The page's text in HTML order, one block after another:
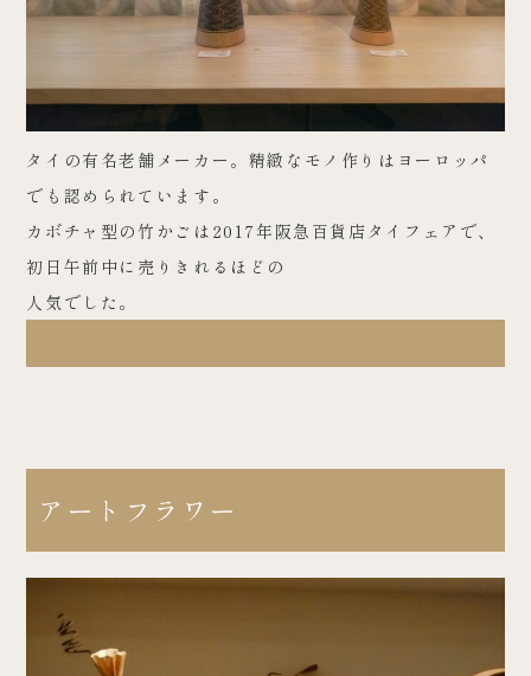
タイの有名老舗メーカー。精緻なモノ作りはヨーロッパ
でも認められています。
カボチャ型の竹かごは2017年阪急百貨店タイフェアで、
初日午前中に売りきれるほどの
人気でした。
アートフラワー